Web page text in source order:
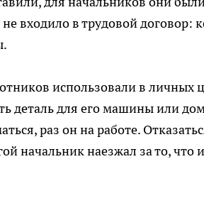
входило в трудовой договор:
использовали в личных
деталь для его машины или
раз он на работе.
начальник наезжал за то, что